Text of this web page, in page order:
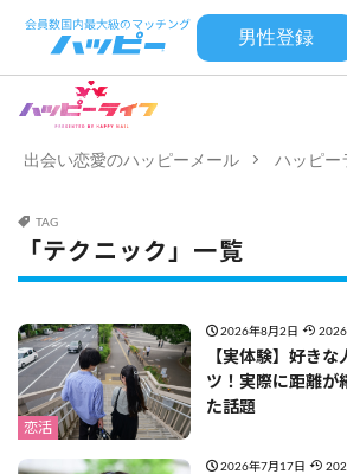
男性登録
出会い恋愛のハッピーメール ハッピー
TAG
「テクニック」一覧
恋活
2026年8月2日
【実体験】好きな
ツ！実際に距離が
た話題
2026年7月17日